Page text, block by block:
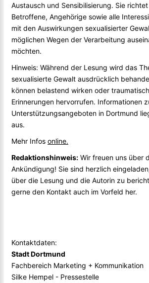
Austausch und Sensibilisierung. Sie
Betroffene, Angehörige sowie alle
mit den Auswirkungen sexualisierter
möglichen Wegen der Verarbeitung
möchten.
Hinweis: Während der Lesung wird das
sexualisierte Gewalt ausdrücklich
können belastend wirken oder
Erinnerungen hervorrufen. Informationen
Unterstützungsangeboten in Dortmund
aus.
Mehr Infos online.
Redaktionshinweis: Wir freuen uns über
Ankündigung! Sie sind herzlich
über die Lesung und die Autorin zu
gerne den Kontakt auch im Vorfeld her.
Kontaktdaten:
Stadt Dortmund
Fachbereich Marketing + Kommunikation
Silke Hempel - Pressestelle